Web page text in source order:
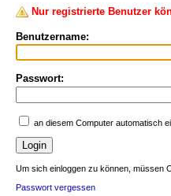
Nur registrierte Benutzer
Benutzername:
Passwort:
an diesem Computer automatisch
Um sich einloggen zu können, müssen
Passwort vergessen